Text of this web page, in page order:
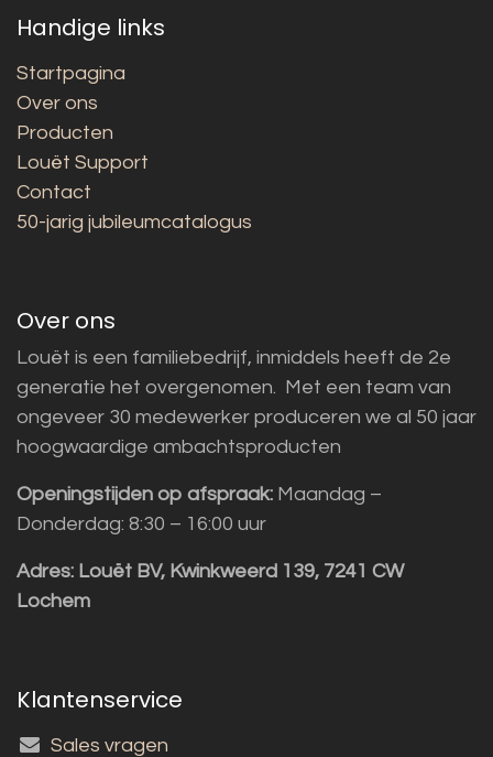
Handige links
Startpagina
Over ons
Producten
Louët Support
Contact
50-jarig jubileumcatalogus
Over ons
Louët is een familiebedrijf, inmiddels heeft de 2e
generatie het overgenomen. Met een team van
ongeveer 30 medewerker produceren we al 50 jaar
hoogwaardige ambachtsproducten
Openingstijden op afspraak: Maandag –
Donderdag: 8:30 – 16:00 uur
Adres: Louët BV, Kwinkweerd 139, 7241 CW
Lochem
Klantenservice
Sales vragen